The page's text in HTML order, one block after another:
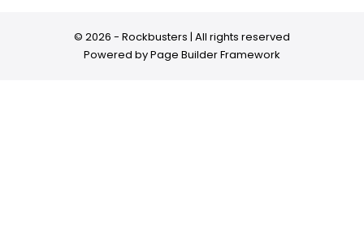
© 2026 - Rockbusters | All rights reserved
Powered byPage Builder Framework